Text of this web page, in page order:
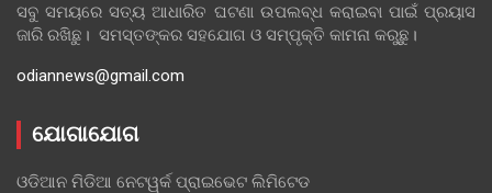
ସବୁ ସମୟରେ ସତ୍ୟ ଆଧାରିତ ଘଟଣା ଉପଲବ୍ଧ କରାଇବା ପାଇଁ ପ୍ରୟାସ
ଜାରି ରଖିଛୁ। ସମସ୍ତଙ୍କର ସହଯୋଗ ଓ ସମ୍ପୃକ୍ତି କାମନା କରୁଛୁ।
odiannews@gmail.com
ଯୋଗାଯୋଗ
ଓଡିଆନ ମିଡିଆ ନେଟୱର୍କ ପ୍ରାଇଭେଟ ଲିମିଟେଡ